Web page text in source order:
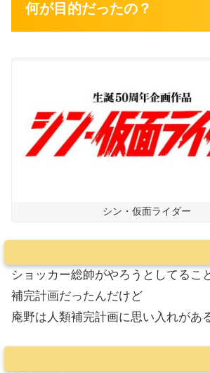
何が目的だったの？
シン・仮面ライダー
ショッカー総帥がやろうとしてるこ
補完計画だったんだけど
庵野は人類補完計画に思い入れがあ